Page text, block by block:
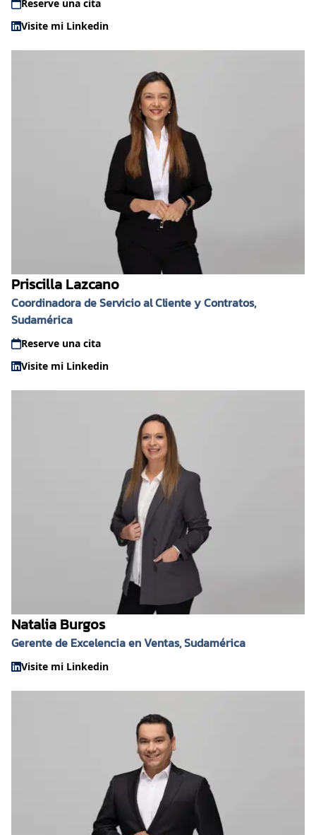
Reserve una cita
Visite mi Linkedin
Priscilla Lazcano
Coordinadora de Servicio al Cliente y Contratos,
Sudamérica
Reserve una cita
Visite mi Linkedin
Natalia Burgos
Gerente de Excelencia en Ventas, Sudamérica
Visite mi Linkedin